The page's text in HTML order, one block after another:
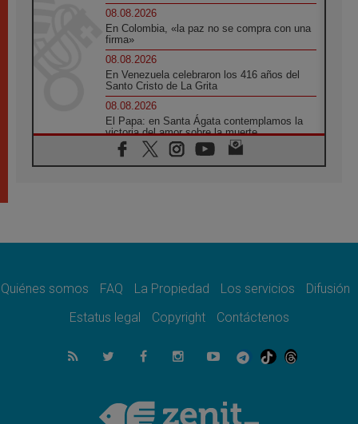
08.08.2026
En Colombia, «la paz no se compra con una
firma»
08.08.2026
En Venezuela celebraron los 416 años del
Santo Cristo de La Grita
08.08.2026
El Papa: en Santa Ágata contemplamos la
victoria del amor sobre la muerte
08.08.2026
León XIV visitará el Santuario de la Madre
07.08.2026
07.08.2026
el compromiso del cristiano"
La matanza de niños en Gaza no cesa: 300
muertos en 300 días
Tagle: La guerra desfigura el mundo, solo la
revelación de Dios lo transfigura
Quiénes somos FAQ La Propiedad Los servicios
Difusión
Estatus legal
Copyright Contáctenos